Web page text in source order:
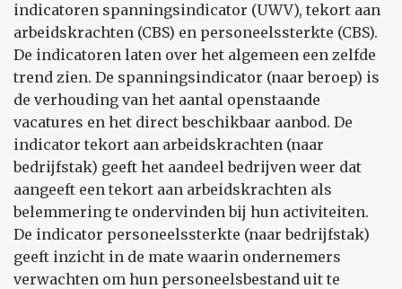
indicatoren spanningsindicator (UWV), tekort aan
arbeidskrachten (CBS) en personeelssterkte (CBS).
De indicatoren laten over het algemeen een zelfde
trend zien. De spanningsindicator (naar beroep) is
de verhouding van het aantal openstaande
vacatures en het direct beschikbaar aanbod. De
indicator tekort aan arbeidskrachten (naar
bedrijfstak) geeft het aandeel bedrijven weer dat
aangeeft een tekort aan arbeidskrachten als
belemmering te ondervinden bij hun activiteiten.
De indicator personeelssterkte (naar bedrijfstak)
geeft inzicht in de mate waarin ondernemers
verwachten om hun personeelsbestand uit te